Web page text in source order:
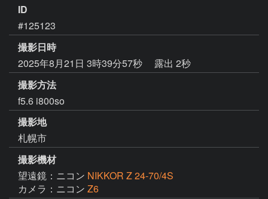
ID
#125123
撮影日時
2025年8月21日 3時39分57秒
露出 2秒
撮影方法
f5.6 i800so
撮影地
札幌市
撮影機材
望遠鏡：ニコン NIKKOR Z 24-70/4S
カメラ：ニコン Z6